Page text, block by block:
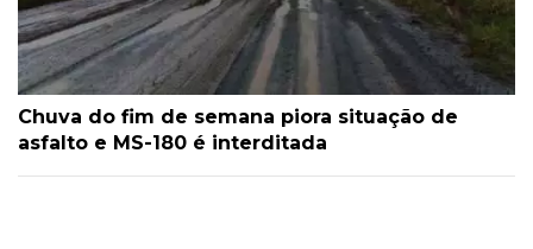
Chuva do fim de semana piora situação de
asfalto e MS-180 é interditada